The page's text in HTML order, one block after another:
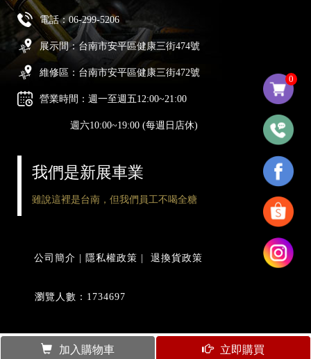
0
加入購物車 立即購買
電話：06-299-5206
展示間：台南市安平區健康三街474號
維修區：台南市安平區健康三街472號
營業時間：週一至週五12:00~21:00
週六10:00~19:00 (每週日店休)
我們是新展車業
雖說這裡是台南，但我們員工不喝全糖
公司簡介 隱私權政策 退換貨政策
瀏覽人數：1734697